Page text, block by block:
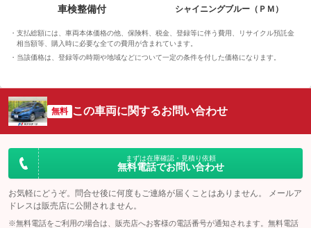
車検整備付
シャイニングブルー（ＰＭ）
支払総額には、車両本体価格の他、保険料、税金、登録等に伴う費用、リサイクル預託金
相当額等、購入時に必要な全ての費用が含まれています。
当該価格は、登録等の時期や地域などについて一定の条件を付した価格になります。
無料 この車両に関するお問い合わせ
まずは在庫確認・見積り依頼
無料電話でお問い合わせ
お気軽にどうぞ。問合せ後に何度もご連絡が届くことはありません。 メールア
ドレスは販売店に公開されません。
※無料電話をご利用の場合は、販売店へお客様の電話番号が通知されます。無料電話